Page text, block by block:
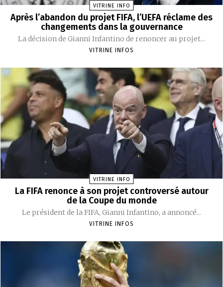
VITRINE INFO
Après l’abandon du projet FIFA, l’UEFA réclame des
changements dans la gouvernance
La décision de Gianni Infantino de renoncer au projet...
VITRINE INFOS
VITRINE INFO
La FIFA renonce à son projet controversé autour
de la Coupe du monde
Le président de la FIFA, Gianni Infantino, a annoncé...
VITRINE INFOS